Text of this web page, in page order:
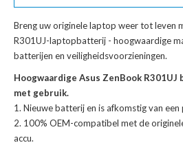
Breng uw originele laptop weer tot leven
R301UJ-laptopbatterij - hoogwaardige
batterijen en veiligheidsvoorzieningen.
Hoogwaardige Asus ZenBook
met gebruik.
Nieuwe batterij en is afkomstig van
100% OEM-compatibel met de
accu.